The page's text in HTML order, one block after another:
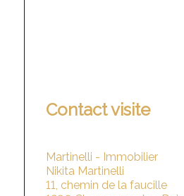
Contact visite
Martinelli - Immobilier
Nikita Martinelli
11, chemin de la faucille